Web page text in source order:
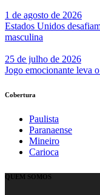
1 de agosto de 2026
Estados Unidos
masculina
25 de julho de 2026
Jogo emocionante leva
Cobertura
Paulista
Paranaense
Mineiro
Carioca
QUEM SOMOS